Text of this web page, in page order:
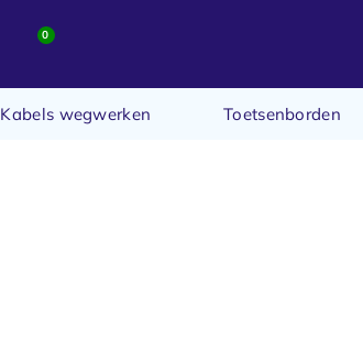
0
Kabels wegwerken Toetsenborden